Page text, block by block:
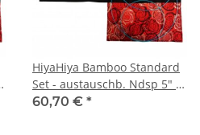
HiyaHiya Bamboo Standard
Set - austauschb. Ndsp 5" -
large
60,70 € *